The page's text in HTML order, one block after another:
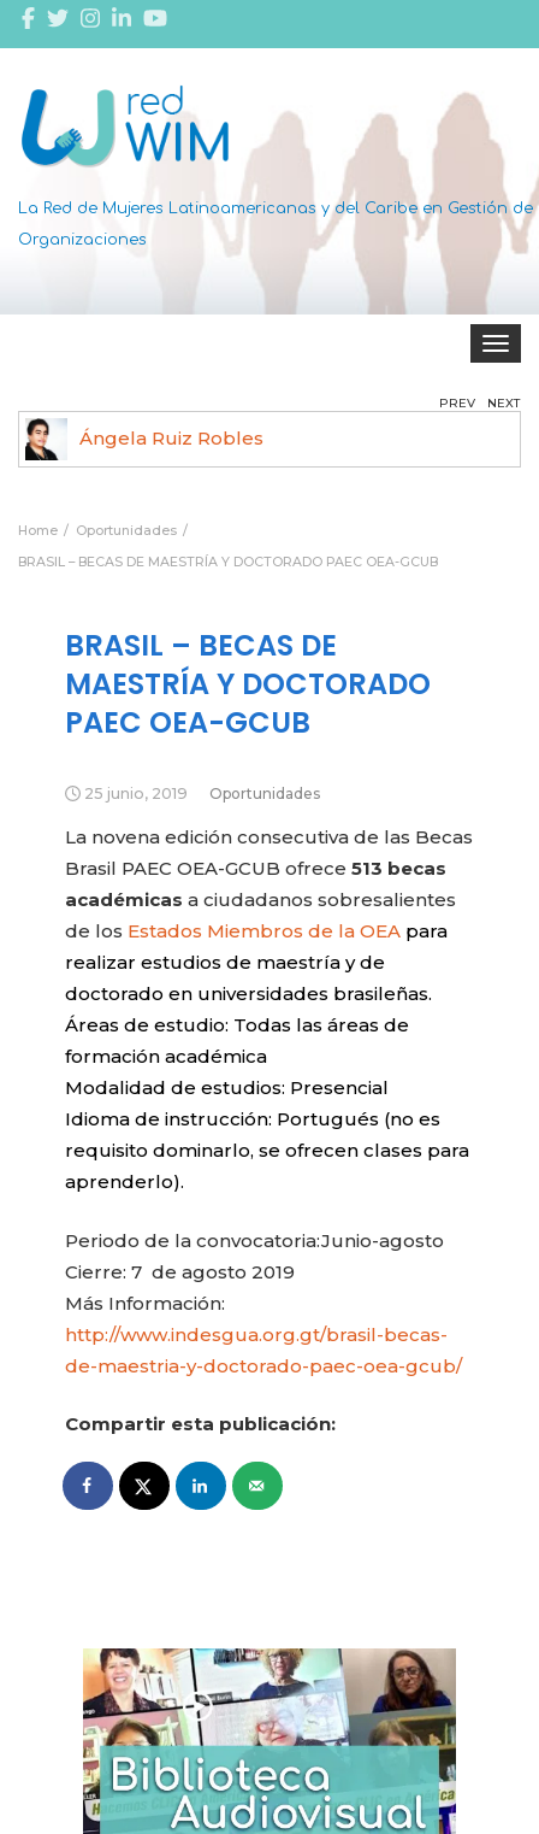
La Red de Mujeres Latinoamericanas y del Caribe en Gestión de
Organizaciones
Toggle
Ángela Ruiz Robles
PREV NEXT
Home
Oportunidades
BRASIL – BECAS DE MAESTRÍA Y DOCTORADO PAEC OEA-GCUB
BRASIL – BECAS DE
MAESTRÍA Y DOCTORADO
PAEC OEA-GCUB
25 junio, 2019 Oportunidades
La novena edición consecutiva de las Becas
Brasil PAEC OEA-GCUB ofrece513 becas
académicas a ciudadanos sobresalientes
de los Estados Miembros de la OEA para
realizar estudios de maestría y de
doctorado en universidades brasileñas.
Áreas de estudio: Todas las áreas de
formación académica
Modalidad de estudios: Presencial
Idioma de instrucción: Portugués (no es
requisito dominarlo, se ofrecen clases para
aprenderlo).
Periodo de la convocatoria:Junio-agosto
Cierre: 7 de agosto 2019
Más Información:
http://www.indesgua.org.gt/brasil-becas-
de-maestria-y-doctorado-paec-oea-gcub/
Compartir esta publicación: